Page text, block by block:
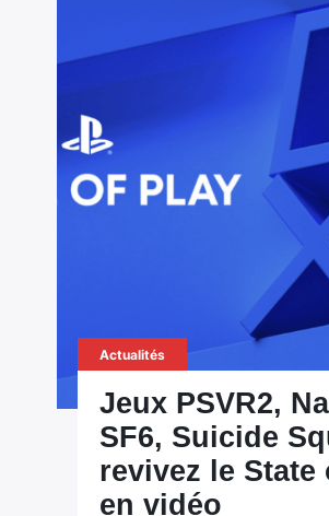
Actualités
Jeux PSVR2,
SF6, Suicide
revivez le State
en vidéo